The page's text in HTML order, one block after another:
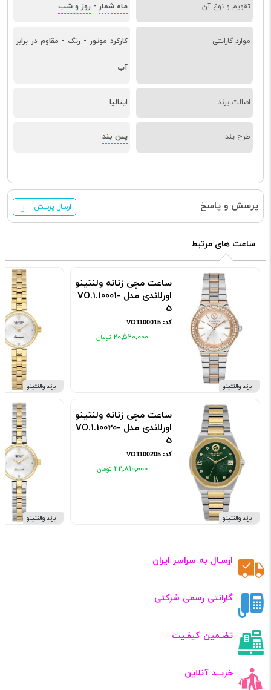
تقویم و نوع آن ماه شمار - روز و شب
موارد گارانتی کارکرد موتور - رنگ - مقاوم در برابر
آب
اصالت برند ایتالیا
طرح بند پین بند
پرسش و پاسخ ارسال پرسش
ساعت های مرتبط
برند والنتینو
ساعت مچی زنانه ولنتینو
اورلاندی مدل VO.1.10001-
5
کد: VO1100015
۲۰٬۵۲۰٬۰۰۰
برند والنتینو
ساعت مچی زنانه ولنتینو
اورلاندی مدل VO.1.10020-
5
کد: VO1100205
۲۲٬۸۱۰٬۰۰۰
برند والنتینو
برند والنتینو
ارسـال به سراسر ایران
گارانتی رسمی شرکتی
تضـمین کیفـیت
خریــد آنلاین